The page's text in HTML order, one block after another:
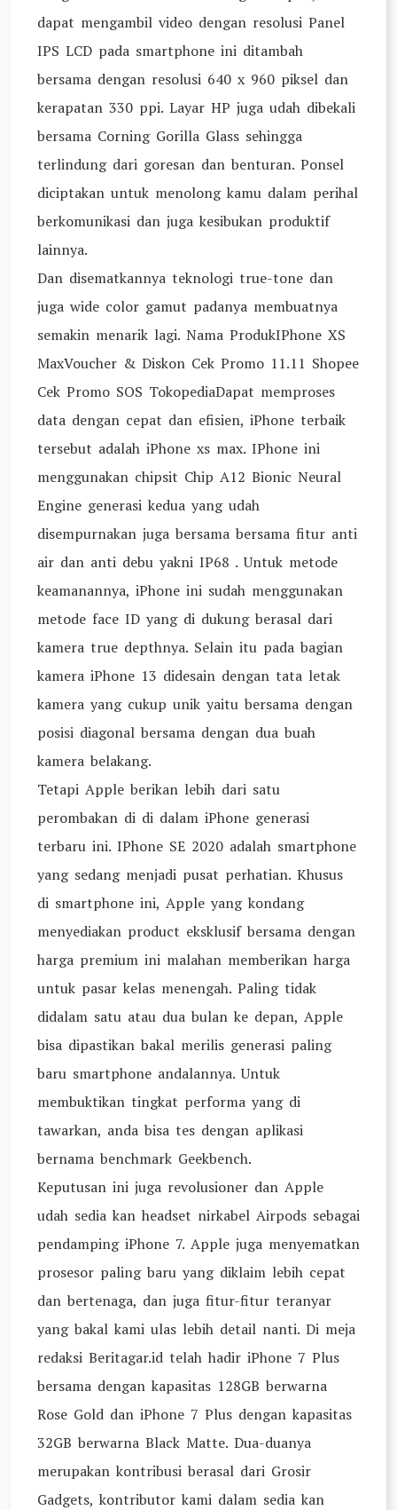
dapat mengambil video dengan resolusi Panel
IPS LCD pada smartphone ini ditambah
bersama dengan resolusi 640 x 960 piksel dan
kerapatan 330 ppi. Layar HP juga udah dibekali
bersama Corning Gorilla Glass sehingga
terlindung dari goresan dan benturan. Ponsel
diciptakan untuk menolong kamu dalam perihal
berkomunikasi dan juga kesibukan produktif
lainnya.
Dan disematkannya teknologi true-tone dan
juga wide color gamut padanya membuatnya
semakin menarik lagi. Nama ProdukIPhone XS
MaxVoucher & Diskon Cek Promo 11.11 Shopee
Cek Promo SOS TokopediaDapat memproses
data dengan cepat dan efisien, iPhone terbaik
tersebut adalah iPhone xs max. IPhone ini
menggunakan chipsit Chip A12 Bionic Neural
Engine generasi kedua yang udah
disempurnakan juga bersama bersama fitur anti
air dan anti debu yakni IP68 . Untuk metode
keamanannya, iPhone ini sudah menggunakan
metode face ID yang di dukung berasal dari
kamera true depthnya. Selain itu pada bagian
kamera iPhone 13 didesain dengan tata letak
kamera yang cukup unik yaitu bersama dengan
posisi diagonal bersama dengan dua buah
kamera belakang.
Tetapi Apple berikan lebih dari satu
perombakan di di dalam iPhone generasi
terbaru ini. IPhone SE 2020 adalah smartphone
yang sedang menjadi pusat perhatian. Khusus
di smartphone ini, Apple yang kondang
menyediakan product eksklusif bersama dengan
harga premium ini malahan memberikan harga
untuk pasar kelas menengah. Paling tidak
didalam satu atau dua bulan ke depan, Apple
bisa dipastikan bakal merilis generasi paling
baru smartphone andalannya. Untuk
membuktikan tingkat performa yang di
tawarkan, anda bisa tes dengan aplikasi
bernama benchmark Geekbench.
Keputusan ini juga revolusioner dan Apple
udah sedia kan headset nirkabel Airpods sebagai
pendamping iPhone 7. Apple juga menyematkan
prosesor paling baru yang diklaim lebih cepat
dan bertenaga, dan juga fitur-fitur teranyar
yang bakal kami ulas lebih detail nanti. Di meja
redaksi Beritagar.id telah hadir iPhone 7 Plus
bersama dengan kapasitas 128GB berwarna
Rose Gold dan iPhone 7 Plus dengan kapasitas
32GB berwarna Black Matte. Dua-duanya
merupakan kontribusi berasal dari Grosir
Gadgets, kontributor kami dalam sedia kan